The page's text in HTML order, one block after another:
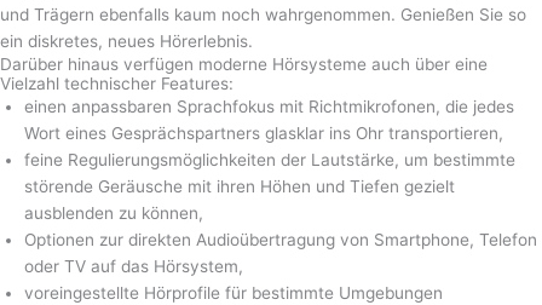
und Trägern ebenfalls kaum noch wahrgenommen. Genießen Sie so
ein diskretes, neues Hörerlebnis.
Darüber hinaus verfügen moderne Hörsysteme auch über eine
Vielzahl technischer Features:
einen anpassbaren Sprachfokus mit Richtmikrofonen, die jedes
Wort eines Gesprächspartners glasklar ins Ohr transportieren,
feine Regulierungsmöglichkeiten der Lautstärke, um bestimmte
störende Geräusche mit ihren Höhen und Tiefen gezielt
ausblenden zu können,
Optionen zur direkten Audioübertragung von Smartphone, Telefon
oder TV auf das Hörsystem,
voreingestellte Hörprofile für bestimmte Umgebungen